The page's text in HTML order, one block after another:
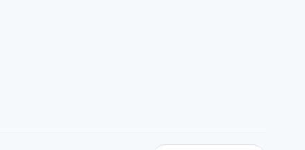
cestee.com